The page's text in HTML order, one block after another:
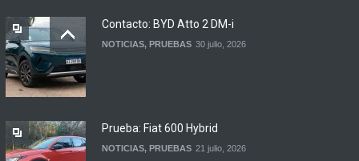
NOTICIAS 4 agosto, 2026
Contacto: BYD Atto 2 DM-i
NOTICIAS, PRUEBAS 30 julio, 2026
Prueba: Fiat 600 Hybrid
NOTICIAS, PRUEBAS 21 julio, 2026